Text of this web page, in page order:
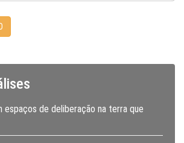
espaços de deliberação na terra que